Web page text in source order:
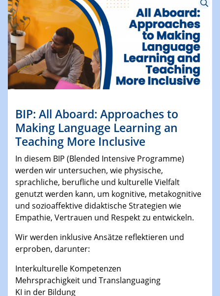
Text von Jennifer Meina.
BIP: All Aboard: Approaches to
Making Language Learning an
Teaching More Inclusive
werden wir untersuchen, wie physische,
sprachliche, berufliche und kulturelle Vielfalt
genutzt werden kann, um kognitive, metakognitive
und sozioaffektive didaktische Strategien wie
Empathie, Vertrauen und Respekt zu entwickeln.